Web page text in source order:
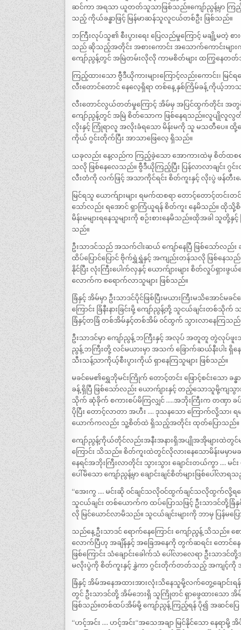
ဆင်ကာ အရသာ ယူတတ်သူသာဖြစ်သည်။ကျော်ညွန့်မှာ ကြည့်ပျ
သည့် ကိုယ်ခန္ဓာဖြင့် မြန်မာဆန်သူလူငယ်တစ်ဦး ဖြစ်သည်။
ဘကြီးလုပ်သူ၏ စီးပွားရေး ပြေလည်မှုကြောင့် မချို့မတဲ့ စ
သည် ဆိုသည့်အတိုင်း အစားကောင်း အသောက်ကောင်းမျာ
ကျော်ညွန့်တွင် အမြဲတမ်းလိုလို ကာမစိတ်များ ထကြွနေတ
ကြည့်ထားသော ဗွီဒီယိုကားများကြောင့်လည်းကောင်း၊ မြ
လီးတောင်တောင် နေလေ့ရှိရာ တစ်နေ့ နှစ်ကြိမ်ခန့် ကိုယ့်ဘာ
လီးတောင်လွယ်တတ်မှုကြောင့် အိမ်မှ အပြင်ထွက်တိုင်း အတွင်
ကျော်ညွန့်တွင် အမြဲ စိတ်သောက ဖြစ်နေရသည်။လူပျိုလူလွတ်မို့
လိုးနှင့် ကြုံရာလူ အလိုးခံရသော မိန်းမကို သူ မသတီပေ။ ထို့က
ကိုယ် ဂွင်းတိုက်ပြီး အာသာဖြေလေ့ ရှိသည်။
ယခုလည်း နေ့လည်က ကြည့်ခဲ့သော အောကားထဲမှ စိတ်ထစရာ
သလို ဖြစ်နေလေသည်။ ဗွီဒီယိုကြည့်ပြီး ပြန်လာလာချင်း ဂွ
လီးတံကို လက်ဖြင့် အသာကိုင်ရင်း စိတ်ကူးနှင့် လိုးပွဲ ဖန်တီး
မြင်ရသူ ယောက်ျားများ ရမက်ထစရာ တောင့်တောင့်တင်းတ
သော်လည်း ရအောင် ရှာကြံယူရန် စိတ်ကူး နေမိသည်။ ထိုသို့
မိန်းမများရနေသူများကို စဉ်းစားနေမိသည်။ထိုအခါ သူတို့
သည်။
ဦးသာဒင်သည် အသက်ငါးဆယ် ကျော်နေပြီ ဖြစ်သော်လည်
ထိပ်ပြောင်ပြောင် ဗိုက်ရွှဲရွှဲနှင့် အကျည်းတန်သလို ဖြစ်န
နိုင်ပြီး လုံးကြီးပေါက်လှနှင့် ယောက်ျားများ စိတ်လှုပ်ရှာ
လောက်က စရောက်လာသူများ ဖြစ်သည်။
ခြံနှင့် အိမ်မှာ ဦးသာဒင်ပိုင်ဖြစ်ပြီးမယားကြီးမသိအေ
ကြောင်း ခြံနီးနားခြင်းမို့ ကျော်ညွန့်တို့ သူငယ်ချင်းတစ်
ခြံနှင့်တခြံ တစ်အိမ်နှင့်တစ်အိမ် ၀င်ထွက် သွားလာနေကြသည်
ဦးသာဒင်မှာ ကျော်ညွန့် ဘကြီးနှင့် အလုပ် အတူတူ တွဲလုပ်
ညွန့် ဘကြီးတို့ လင်မယားမှာ အသက် ခြောက်ဆယ်နီးပါး ရှိ
သီးသန့်သာကိုယ့်စီးပွားကိုယ် ရှာနေကြသူများ ဖြစ်သည်။
မခင်မေ၏ရွှေဘိုမင်းကြိုက် တောင့်တင်း ဖြောင့်စင်းသော
ခန့် ရှိပြီ ဖြစ်သော်လည်း ယောက်ျားနှင့် တည့်သောသူမို့ကျ
သိုက် ဆုံခိုက် စကားစပ်မိကြလျှင် …..အဘိုးကြီးက တဏှာ ခပ်
ပိုပြီး တောင့်လာတာ အဟီး …. ဒုသနသော ကြောက်လို့သာ၊
ယောက်ကလည်း သူ့စိတ်ထဲ ရှိသည့်အတိုင်း ထုတ်ပြောသည်။
ကျော်ညွန့်ကိုယ်တိုင်လည်းအနီးအနားရှိအပျိုအအိုများထဲတွင်မ
ကြောင်း သိသည်။ စိတ်ကူးထဲတွင်လိုလားနေသောမိန်းမမှာမခင်
နေရင်အဘိုးကြီးလာတိုင်း သွားသွား ချောင်းတယ်ကွာ …. မင်
ပေါ်မိသော ကျော်ညွန့်မှာ ချောင်းချင်စိတ်များဖြစ်ပေါ်လာရ
“အေးကွ …. မင်းဆို ၀င်ချင်သလို၀င်ထွက်ချင်သလိုထွက်လို့ရန
သူငယ်ချင်း တစ်ယောက်က ထပ်ပြောသဖြင့် ဦးသာဒင်တို့
လို မြင်ယောင်လာမိသည်။ သူငယ်ချင်းများကို ဘာမှ ပြန်
သည်နေ့ ဦးသာဒင် ရောက်နေကြောင်း ကျော်ညွန့် သိသည်
လောက်ပြီဟု အချိန်နှင့် အခြေအနေကို တွက်ဆရင်း တောင်န
ဖြစ်ကြောင်း သံချောင်းခေါက်သံ ပေါ်လာလေရာ ဦးသာဒ
မလိုးပွဲကို စိတ်ကူးနှင့် နွှဲကာ ဂွင်းတိုက်တတ်သည့် အကျင့်ကို
ခြံနှင့် အိမ်အနေအထားအားလုံးသိနေသူမို့လက်တွေ့ချောင်း
တွင် ဦးသာဒင်တို့ အိမ်ဘေးရှိ သူကြိုတင် ရှာဖွေထားသော
ဖြစ်သည်။တစ်ထပ်အိမ်မို့ ကျော်ညွန့် ကြည့်ရန် ပို၍ အဆင်ပြ
“ဟင့်အင်း …. ဟင့်အင်း“အသေအချာ မြင်နိုင်သော နေရာ